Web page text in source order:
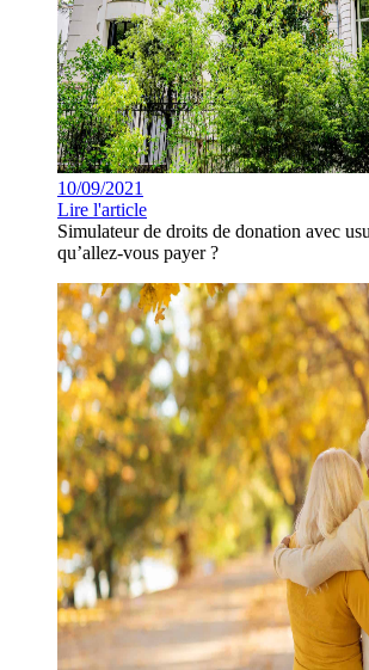
10/09/2021
Lire l'article
Simulateur de droits de donation avec
qu’allez-vous payer ?